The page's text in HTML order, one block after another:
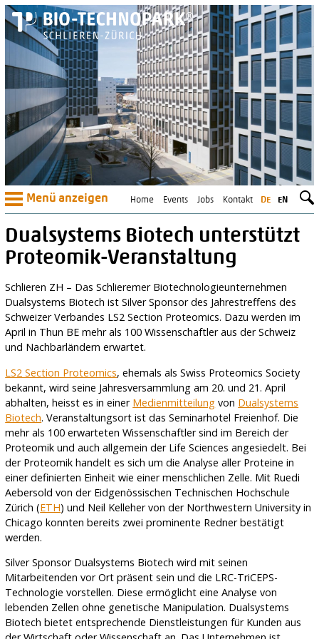
Menü anzeigen DE EN
Home Events Jobs Kontakt
Dualsystems Biotech unterstützt
Proteomik-Veranstaltung
Schlieren ZH – Das Schlieremer Biotechnologieunternehmen
Dualsystems Biotech ist Silver Sponsor des Jahrestreffens des
Schweizer Verbandes LS2 Section Proteomics. Dazu werden im
April in Thun BE mehr als 100 Wissenschaftler aus der Schweiz
und Nachbarländern erwartet.
LS2 Section Proteomics, ehemals als Swiss Proteomics Society
bekannt, wird seine Jahresversammlung am 20. und 21. April
abhalten, heisst es in einer Medienmitteilung von Dualsystems
Biotech. Veranstaltungsort ist das Seminarhotel Freienhof. Die
mehr als 100 erwarteten Wissenschaftler sind im Bereich der
Proteomik und auch allgemein der Life Sciences angesiedelt. Bei
der Proteomik handelt es sich um die Analyse aller Proteine in
einer definierten Einheit wie einer menschlichen Zelle. Mit Ruedi
Aebersold von der Eidgenössischen Technischen Hochschule
Zürich (ETH) und Neil Kelleher von der Northwestern University in
Chicago konnten bereits zwei prominente Redner bestätigt
werden.
Silver Sponsor Dualsystems Biotech wird mit seinen
Mitarbeitenden vor Ort präsent sein und die LRC-TriCEPS-
Technologie vorstellen. Diese ermöglicht eine Analyse von
lebenden Zellen ohne genetische Manipulation. Dualsystems
Biotech bietet entsprechende Dienstleistungen für Kunden aus